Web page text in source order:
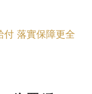
付 落實保障更全